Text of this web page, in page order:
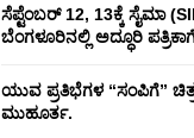
ಸೆಪ್ಟೆಂಬರ್ 12, 13ಕ್ಕೆ ಸೈಮಾ
ಬೆಂಗಳೂರಿನಲ್ಲಿ ಅದ್ಧೂರಿ
ಯುವ ಪ್ರತಿಭೆಗಳ “ಸಂಪಿಗೆ”
ಮುಹೂರ್ತ.